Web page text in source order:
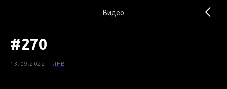
Видео
#270
13.09.2022 ЛНВ